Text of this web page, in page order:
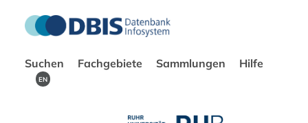
Suchen Fachgebiete Sammlungen Hilfe
EN